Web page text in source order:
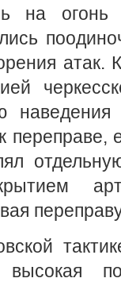
на
атак.
наведения
переправе,